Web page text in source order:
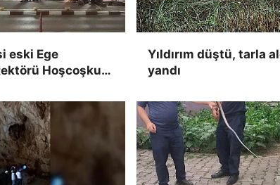
eski Ege
Hoşcoşkun
Yıldırım düştü, tarla
yandı